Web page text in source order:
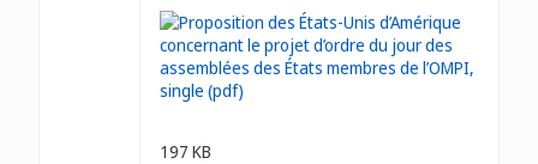
197 KB